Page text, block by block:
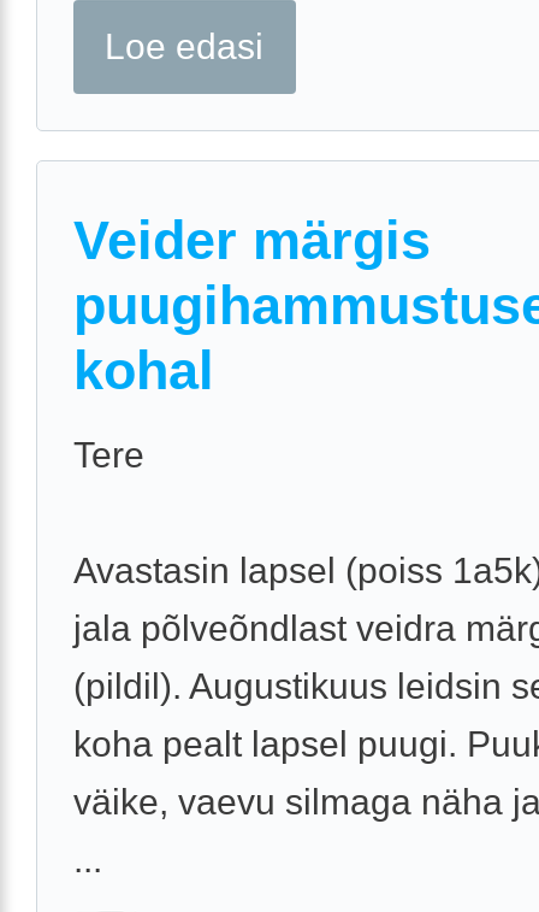
Loe edasi
Veider märgis
kohal
Tere
Avastasin lapsel (poiss
jala põlveõndlast veidra
(pildil). Augustikuus leidsin
koha pealt lapsel puugi.
väike, vaevu silmaga näha
...